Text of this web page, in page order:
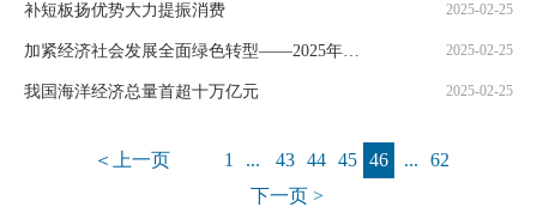
补短板扬优势大力提振消费 2025-02-25
加紧经济社会发展全面绿色转型——2025年，中国经济这么干⑧ 2025-02-25
我国海洋经济总量首超十万亿元 2025-02-25
＜上一页 1 ... 43 44 45 46 ...
62
下一页 >